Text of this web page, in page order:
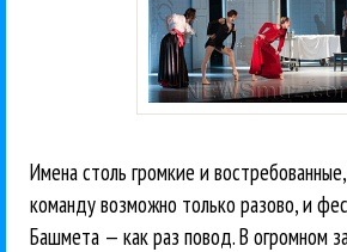
Имена столь громкие и
команду возможно только разово, и
Башмета — как раз повод. В огромном